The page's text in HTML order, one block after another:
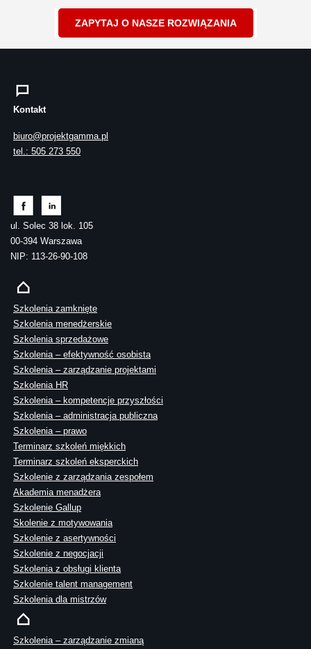
ZAPYTAJ O NASZE ROZWIĄZANIA
Kontakt
biuro@projektgamma.pl
tel.: 505 273 550
ul. Solec 38 lok. 105
00-394 Warszawa
NIP: 113-26-90-108
Szkolenia zamknięte
Szkolenia menedżerskie
Szkolenia sprzedażowe
Szkolenia – efektywność osobista
Szkolenia – zarządzanie projektami
Szkolenia HR
Szkolenia – kompetencje przyszłości
Szkolenia – administracja publiczna
Szkolenia – prawo
Terminarz szkoleń miękkich
Terminarz szkoleń eksperckich
Szkolenie z zarządzania zespołem
Akademia menadżera
Szkolenie Gallup
Skolenie z motywowania
Szkolenie z asertywności
Szkolenie z negocjacji
Szkolenia z obsługi klienta
Szkolenie talent management
Szkolenia dla mistrzów
Szkolenia – zarządzanie zmianą